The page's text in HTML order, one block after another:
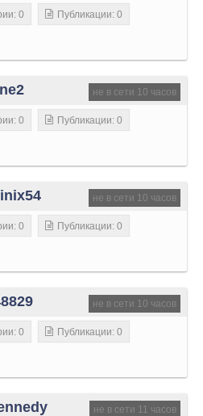
0 Публикации: 0
не в сети 10 часов
0 Публикации: 0
не в сети 10 часов
0 Публикации: 0
не в сети 10 часов
0 Публикации: 0
не в сети 11 часов